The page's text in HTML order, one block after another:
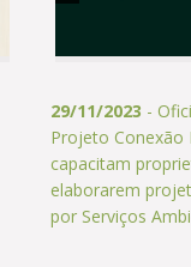
29/11/2023 -
Projeto Conexão
capacitam
elaborarem
por Serviços